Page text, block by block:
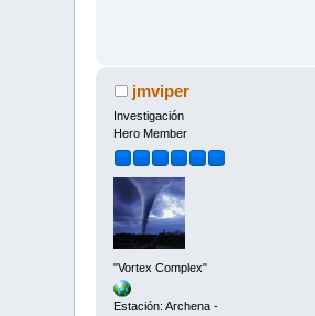
jmviper
Investigación
Hero Member
"Vortex Complex"
Estación: Archena -